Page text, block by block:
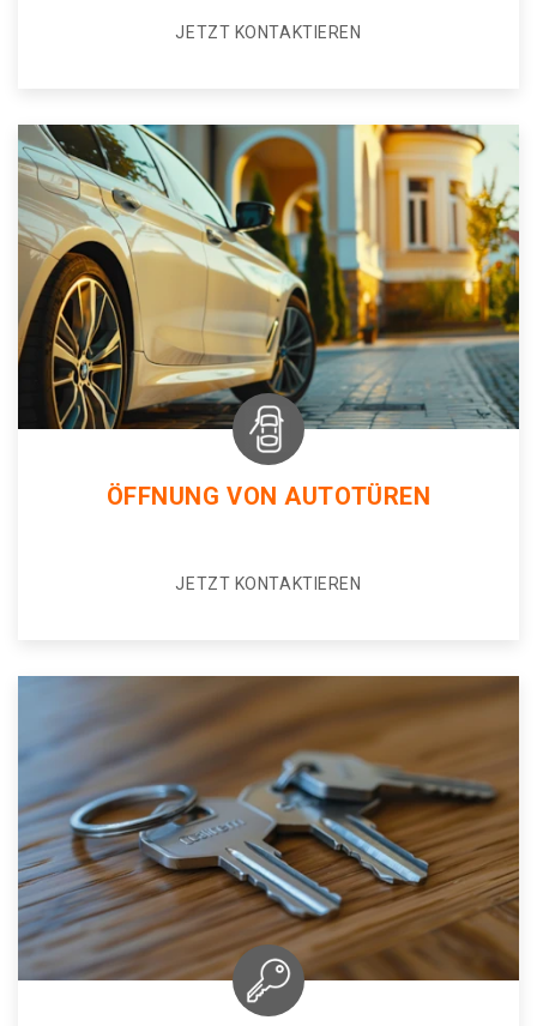
JETZT KONTAKTIEREN
ÖFFNUNG VON AUTOTÜREN
JETZT KONTAKTIEREN